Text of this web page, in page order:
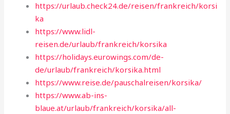
https://urlaub.check24.de/reisen/frankreich/korsi
ka
https://www.lidl-
reisen.de/urlaub/frankreich/korsika
https://holidays.eurowings.com/de-
de/urlaub/frankreich/korsika.html
https://www.reise.de/pauschalreisen/korsika/
https://www.ab-ins-
blaue.at/urlaub/frankreich/korsika/all-